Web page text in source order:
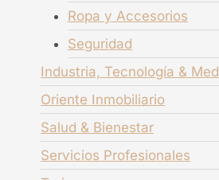
Ropa y Accesorios
Seguridad
Industria, Tecnología &
Oriente Inmobiliario
Salud & Bienestar
Servicios Profesionales